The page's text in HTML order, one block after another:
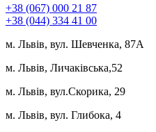
+38 (067) 000 21 87
+38 (044) 334 41 00
м. Львів, вул. Шевченка, 87А
м. Львів, Личаківська,52
м. Львів, вул.Скорика, 29
м. Львів, вул. Глибока, 4